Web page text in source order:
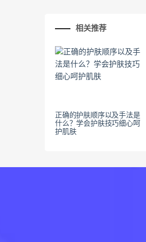
相关推荐
正确的护肤顺序以及手法是
什么？学会护肤技巧细心呵
护肌肤